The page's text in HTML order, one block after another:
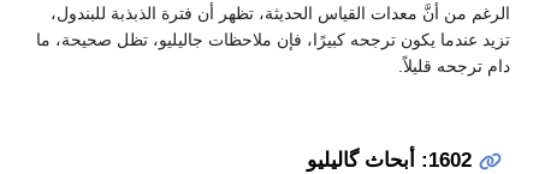
الرغم من أنَّ معدات القياس الحديثة، تظهر أن فترة الذبذبة للبندول،
تزيد عندما يكون ترجحه كبيرًا، فإن ملاحظات جاليليو، تظل صحيحة، ما
دام ترجحه قليلاً.
1602: أبحاث گاليليو